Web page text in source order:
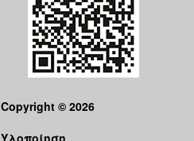
Copyright © 2026
Υλοποίηση